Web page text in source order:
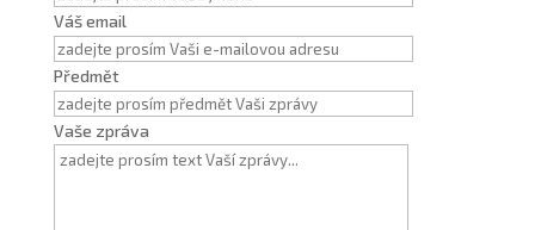
Váš email
Předmět
Vaše zpráva